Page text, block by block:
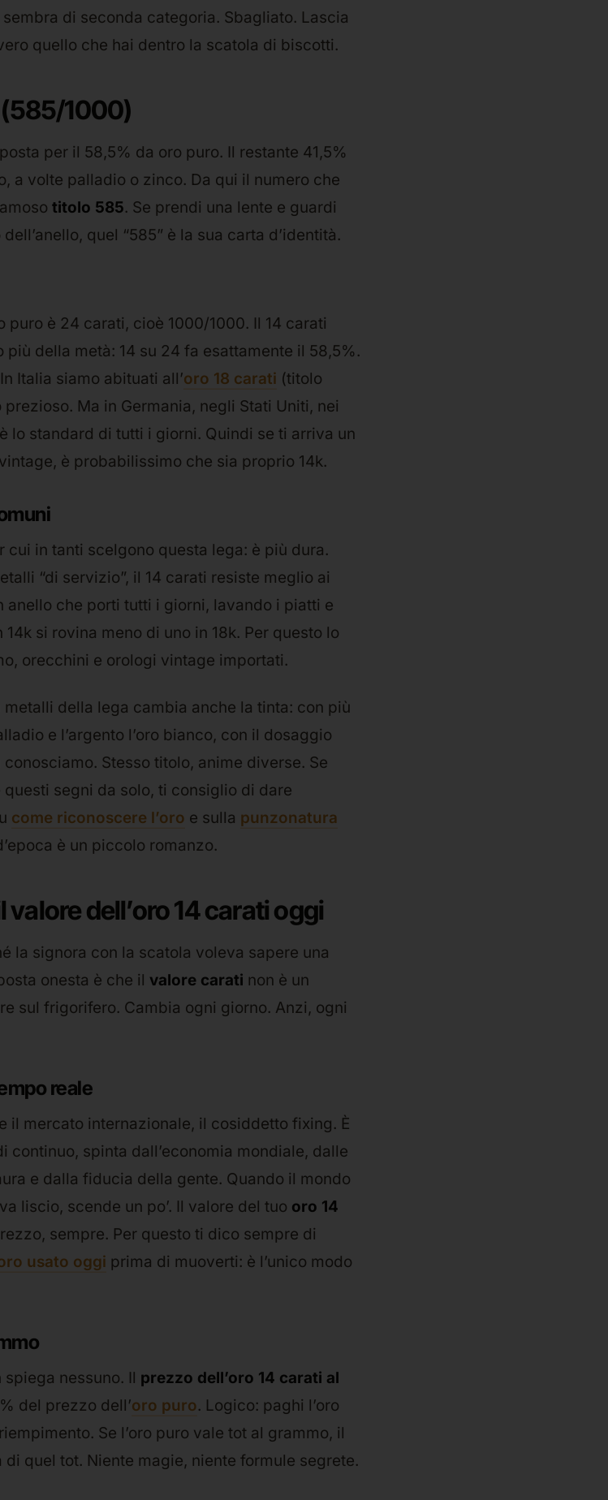
di seconda categoria. Sbagliato. Lascia
quello che hai dentro la scatola di biscotti.
(585/1000)
per il 58,5% da oro puro. Il restante 41,5%
a volte palladio o zinco. Da qui il numero che
titolo 585. Se prendi una lente e guardi
quel “585” è la sua carta d’identità.
puro è 24 carati, cioè 1000/1000. Il 14 carati
della metà: 14 su 24 fa esattamente il 58,5%.
Italia siamo abituati all’oro 18 carati (titolo
Ma in Germania, negli Stati Uniti, nei
lo standard di tutti i giorni. Quindi se ti arriva un
è probabilissimo che sia proprio 14k.
cui in tanti scelgono questa lega: è più dura.
“di servizio”, il 14 carati resiste meglio ai
anello che porti tutti i giorni, lavando i piatti e
si rovina meno di uno in 18k. Per questo lo
orecchini e orologi vintage importati.
metalli della lega cambia anche la tinta: con più
e l’argento l’oro bianco, con il dosaggio
Stesso titolo, anime diverse. Se
segni da solo, ti consiglio di dare
come riconoscere l’oro e sulla punzonatura
è un piccolo romanzo.
dell’oro 14 carati oggi
la signora con la scatola voleva sapere una
onesta è che il valore carati non è un
sul frigorifero. Cambia ogni giorno. Anzi, ogni
reale
il mercato internazionale, il cosiddetto fixing. È
continuo, spinta dall’economia mondiale, dalle
e dalla fiducia della gente. Quando il mondo
liscio, scende un po’. Il valore del tuo oro 14
sempre. Per questo ti dico sempre di
usato oggi prima di muoverti: è l’unico modo
nessuno. Il prezzo dell’oro 14 carati al
del prezzo dell’oro puro. Logico: paghi l’oro
Se l’oro puro vale tot al grammo, il
quel tot. Niente magie, niente formule segrete.